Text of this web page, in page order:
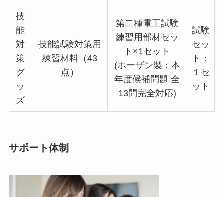
技
能
対
策
グ
ッ
ズ
技能試験対策用
練習材料（43
点）
第二種電工試験
練習用部材セッ
ト×1セット
(ホーザン製：本
年度候補問題 全
13問完全対応)
試験
セッ
ト：
１セ
ット
サポート体制